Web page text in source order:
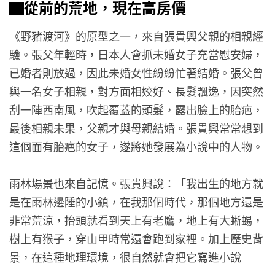
▇從前的荒地，現在高房價
《野豬渡河》的原型之一，來自張貴興父親的相親經
驗。張父年輕時，日本人會抓未婚女子充當慰安婦，
已婚者則放過，因此未婚女性紛紛忙著結婚。張父曾
與一名女子相親，對方面相姣好、長髮飄逸，因突然
刮一陣西南風，吹起覆蓋的頭髮，露出臉上的胎疤，
最後相親未果，父親才與母親結婚。張貴興常常想到
這個面有胎疤的女子，遂將她發展為小說中的人物。
雨林場景也來自記憶。張貴興說：「我出生的地方就
是在雨林邊陲的小鎮，在我那個時代，那個地方還是
非常荒涼，抬頭就看到天上有老鷹，地上有大蜥蜴，
樹上有猴子，穿山甲時常還會跑到家裡。加上歷史背
景，在這種地理環境，很自然就會把它寫進小說